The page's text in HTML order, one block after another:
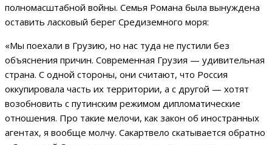
полномасштабной войны. Семья Романа была вынуждена
оставить ласковый берег Средиземного моря:
«Мы поехали в Грузию, но нас туда не пустили без
объяснения причин. Современная Грузия — удивительная
страна. С одной стороны, они считают, что Россия
оккупировала часть их территории, а с другой — хотят
возобновить с путинским режимом дипломатические
отношения. Про такие мелочи, как закон об иностранных
агентах, я вообще молчу. Сакартвело скатывается обратно